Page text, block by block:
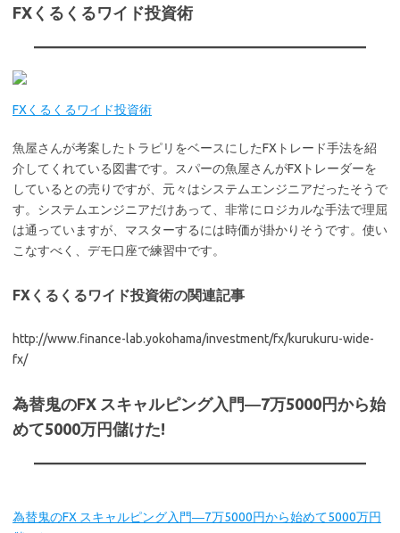
FXくるくるワイド投資術
FXくるくるワイド投資術
魚屋さんが考案したトラピリをベースにしたFXトレード手法を紹
介してくれている図書です。スパーの魚屋さんがFXトレーダーを
しているとの売りですが、元々はシステムエンジニアだったそうで
す。システムエンジニアだけあって、非常にロジカルな手法で理屈
は通っていますが、マスターするには時価が掛かりそうです。使い
こなすべく、デモ口座で練習中です。
FXくるくるワイド投資術の関連記事
http://www.finance-lab.yokohama/investment/fx/kurukuru-wide-
fx/
為替鬼のFX スキャルピング入門―7万5000円から始
めて5000万円儲けた!
為替鬼のFX スキャルピング入門―7万5000円から始めて5000万円